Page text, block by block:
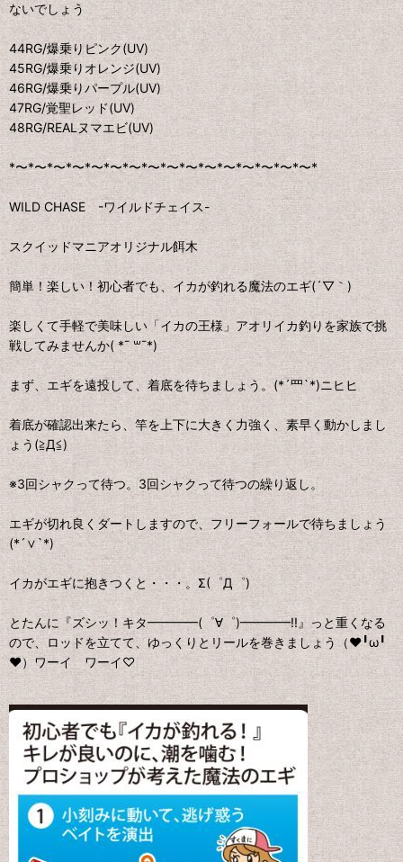
ないでしょう
44RG/爆乗りピンク(UV)
45RG/爆乗りオレンジ(UV)
46RG/爆乗りパープル(UV)
47RG/覚聖レッド(UV)
48RG/REALヌマエビ(UV)
*〜*〜*〜*〜*〜*〜*〜*〜*〜*〜*〜*〜*〜*〜*〜*〜*
WILD CHASE -ワイルドチェイス-
スクイッドマニアオリジナル餌木
簡単！楽しい！初心者でも、イカが釣れる魔法のエギ(´▽｀)
楽しくて手軽で美味しい「イカの王様」アオリイカ釣りを家族で挑
戦してみませんか( *¯ ꒳¯*)
まず、エギを遠投して、着底を待ちましょう。(*´罒`*)ニヒヒ
着底が確認出来たら、竿を上下に大きく力強く、素早く動かしまし
ょう(≧Д≦)
※3回シャクって待つ。3回シャクって待つの繰り返し。
エギが切れ良くダートしますので、フリーフォールで待ちましょう
(*´∨`*)
イカがエギに抱きつくと・・・。Σ(゜Д゜)
とたんに『ズシッ！キタ━━━━(゜∀゜)━━━━!!』っと重くなる
ので、ロッドを立てて、ゆっくりとリールを巻きましょう（❤╹ω╹
❤）ワーイ ワーイ♡